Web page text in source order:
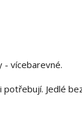
- vícebarevné.
Jedlé